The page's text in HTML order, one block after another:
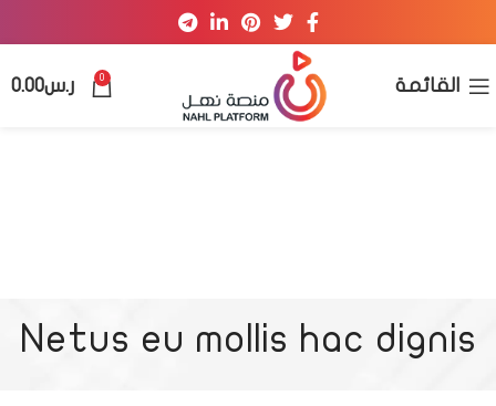
القائمة 0 ر.س0.00
Netus eu mollis hac dignis